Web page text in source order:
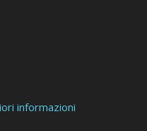
informazioni